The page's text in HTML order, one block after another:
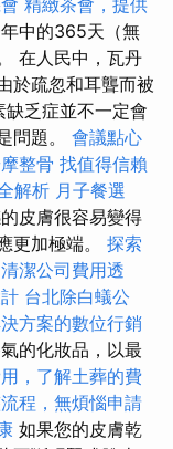
中的365天（無
在人民中，瓦丹
於疏忽和耳聾而被
缺乏症並不一定會
問題。 會議點心
整骨 找值得信賴
解析 月子餐選
皮膚很容易變得
更加極端。 探索
清潔公司費用透
台北除白蟻公
方案的數位行銷
的化妝品，以最
，了解土葬的費
程，無煩惱申請
如果您的皮膚乾